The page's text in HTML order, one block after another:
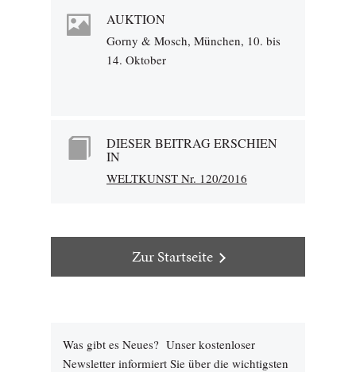
AUKTION
Gorny & Mosch, München, 10. bis
14. Oktober
DIESER BEITRAG ERSCHIEN
IN
WELTKUNST Nr. 120/2016
Zur Startseite
Was gibt es Neues? Unser kostenloser
Newsletter informiert Sie über die wichtigsten